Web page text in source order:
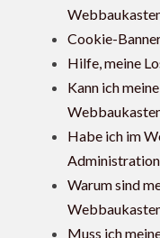
Cookie-
Hilfe, meine
Kann ich
Habe ich im
Warum sind
Muss ich